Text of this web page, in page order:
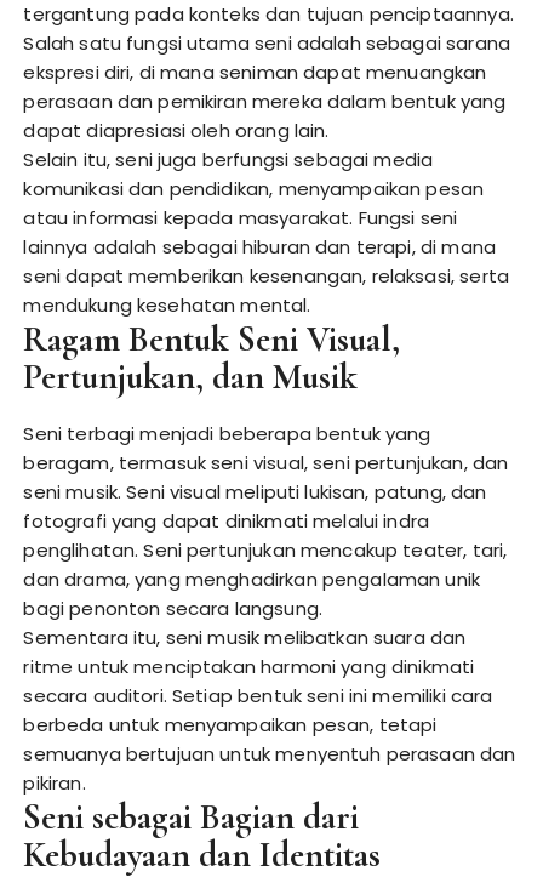
tergantung pada konteks dan tujuan penciptaannya.
Salah satu fungsi utama seni adalah sebagai sarana
ekspresi diri, di mana seniman dapat menuangkan
perasaan dan pemikiran mereka dalam bentuk yang
dapat diapresiasi oleh orang lain.
Selain itu, seni juga berfungsi sebagai media
komunikasi dan pendidikan, menyampaikan pesan
atau informasi kepada masyarakat. Fungsi seni
lainnya adalah sebagai hiburan dan terapi, di mana
seni dapat memberikan kesenangan, relaksasi, serta
mendukung kesehatan mental.
Ragam Bentuk Seni Visual,
Pertunjukan, dan Musik
Seni terbagi menjadi beberapa bentuk yang
beragam, termasuk seni visual, seni pertunjukan, dan
seni musik. Seni visual meliputi lukisan, patung, dan
fotografi yang dapat dinikmati melalui indra
penglihatan. Seni pertunjukan mencakup teater, tari,
dan drama, yang menghadirkan pengalaman unik
bagi penonton secara langsung.
Sementara itu, seni musik melibatkan suara dan
ritme untuk menciptakan harmoni yang dinikmati
secara auditori. Setiap bentuk seni ini memiliki cara
berbeda untuk menyampaikan pesan, tetapi
semuanya bertujuan untuk menyentuh perasaan dan
pikiran.
Seni sebagai Bagian dari
Kebudayaan dan Identitas